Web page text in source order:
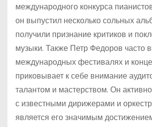
международного конкурса
он выпустил несколько сольных
получили признание критиков и
музыки. Также Петр Федоров часто
международных фестивалях и
приковывает к себе внимание
талантом и мастерством. Он
с известными дирижерами и
является его значимым